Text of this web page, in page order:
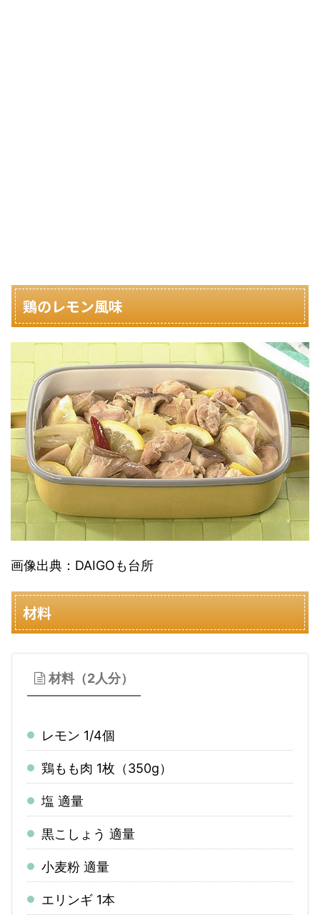
鶏のレモン風味
画像出典：DAIGOも台所
材料
材料（2人分）
レモン 1/4個
鶏もも肉 1枚（350g）
塩 適量
黒こしょう 適量
小麦粉 適量
エリンギ 1本